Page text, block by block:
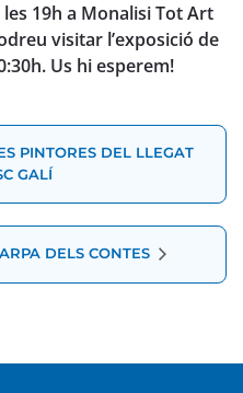
19h a Monalisi Tot Art
visitar l’exposició de
Us hi esperem!
PINTORES DEL LLEGAT
GALÍ
DELS CONTES